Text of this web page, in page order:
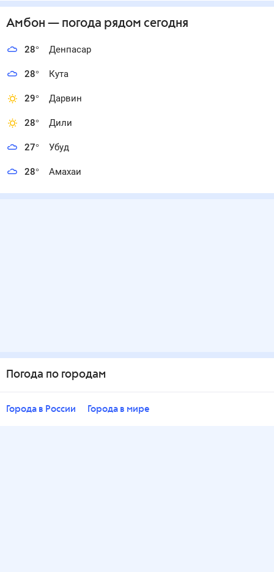
Амбон — погода рядом сегодня
28° Денпасар
28° Кута
29° Дарвин
28° Дили
27° Убуд
28° Амахаи
Погода по городам
Города в России Города в мире